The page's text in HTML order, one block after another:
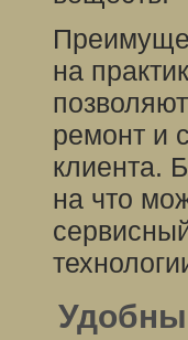
на
ремонт и
клиента.
на что